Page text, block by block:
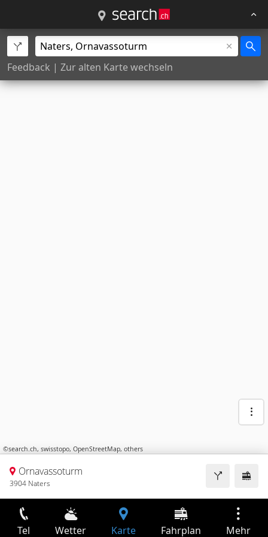
Feedback | Zur alten Karte wechseln
©search.ch, swisstopo, OpenStreetMap, others
Ornavassoturm
3904 Naters
Tel Wetter Karte Fahrplan Mehr